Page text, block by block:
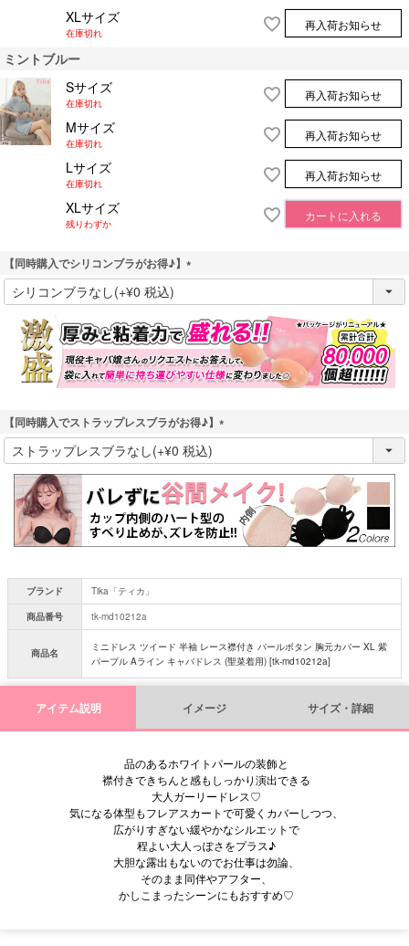
XLサイズ
在庫切れ
再入荷お知らせ
ミントブルー
Sサイズ
在庫切れ
再入荷お知らせ
Mサイズ
在庫切れ
再入荷お知らせ
Lサイズ
在庫切れ
再入荷お知らせ
XLサイズ
残りわずか
カートに入れる
【同時購入でシリコンブラがお得♪】
(
)
【同時購入でストラップレスブラがお得♪】
(
須
)
ブランド
Tika「ティカ」
商品番号
tk-md10212a
商品名
ミニドレス ツイード 半袖 レース襟付き パールボタン 胸元カバー XL 紫
パープル Aライン キャバドレス (聖菜着用) [tk-md10212a]
アイテム説明 イメージ サイズ・詳細
品のあるホワイトパールの装飾と
襟付きできちんと感もしっかり演出できる
大人ガーリードレス♡
気になる体型もフレアスカートで可愛くカバーしつつ、
広がりすぎない緩やかなシルエットで
程よい大人っぽさをプラス♪
大胆な露出もないのでお仕事は勿論、
そのまま同伴やアフター、
かしこまったシーンにもおすすめ♡